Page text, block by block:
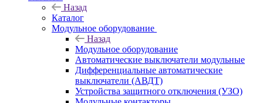
Назад
Каталог
Модульное оборудование
Назад
Модульное оборудование
Автоматические выключатели модульные
Дифференциальные автоматические
выключатели (АВДТ)
Устройства защитного отключения (УЗО)